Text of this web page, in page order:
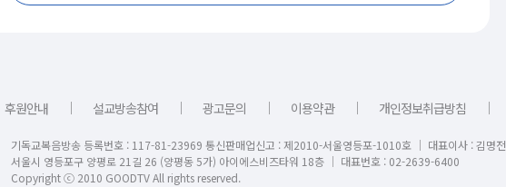
후원안내 ｜ 설교방송참여 ｜ 광고문의 ｜ 이용약관 ｜ 개인정보취급방침 ｜
기독교복음방송 등록번호 : 117-81-23969 통신판매업신고 : 제2010-서울영등포-1010호 │ 대표이사 : 김명전
서울시 영등포구 양평로 21길 26 (양평동 5가) 아이에스비즈타워 18층 │ 대표번호 : 02-2639-6400
Copyright ⓒ 2010 GOODTV All rights reserved.